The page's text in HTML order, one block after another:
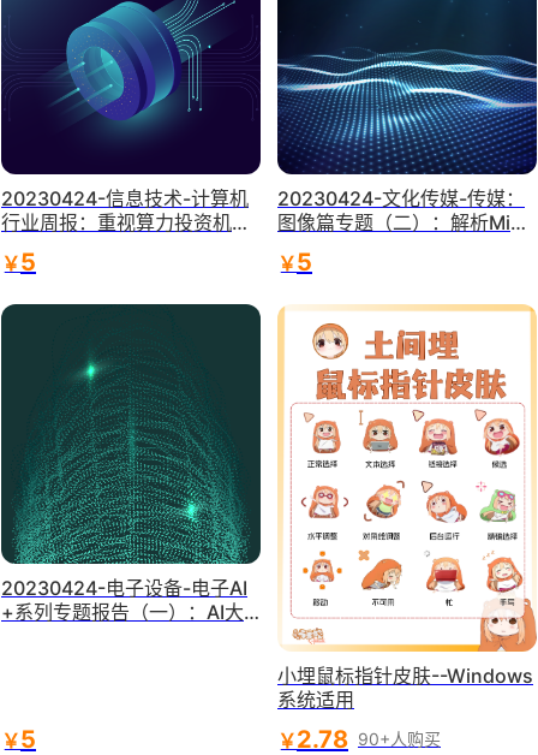
20230424-信息技术-计算机
行业周报：重视算力投资机
券
￥5
20230424-文化传媒-传媒：
图像篇专题（二）：解析Midj
I绘画龙头，静待花开终有时-
￥5
20230424-电子设备-电子AI
+系列专题报告（一）：AI大
￥5
小埋鼠标指针皮肤--Windows
系统适用
￥2.78 90+人购买